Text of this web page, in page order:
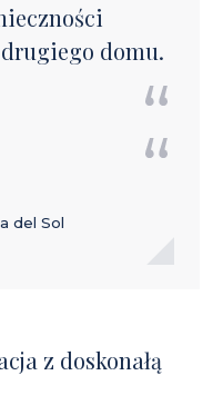
domu.
del Sol
z doskonałą